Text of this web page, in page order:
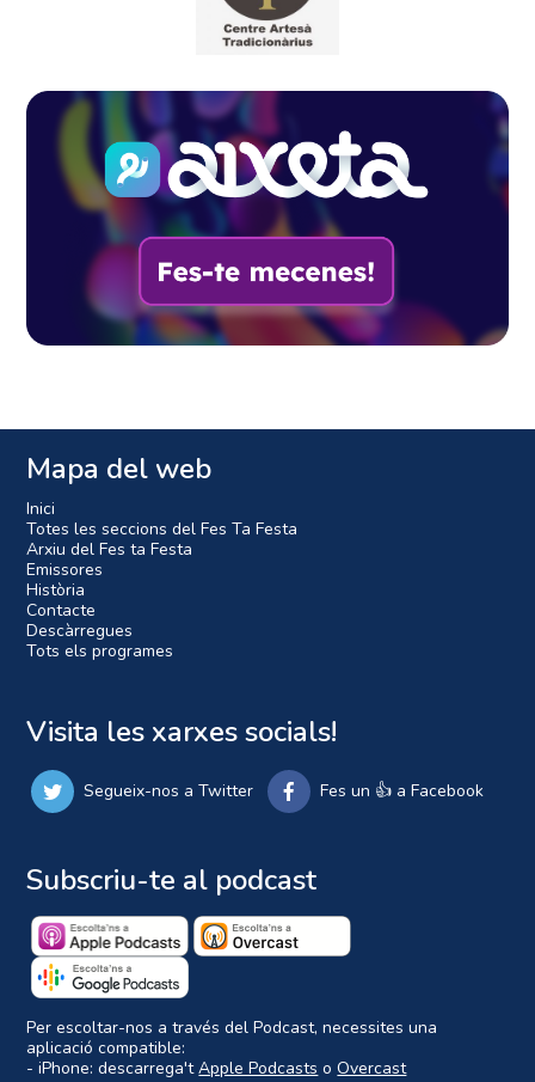
Mapa del web
Inici
Totes les seccions del Fes Ta Festa
Arxiu del Fes ta Festa
Emissores
Història
Contacte
Descàrregues
Tots els programes
Visita les xarxes socials!
Segueix-nos a Twitter Fes un 👍 a Facebook
Subscriu-te al podcast
Per escoltar-nos a través del Podcast, necessites una
aplicació compatible:
- iPhone: descarrega'tApple Podcasts oOvercast